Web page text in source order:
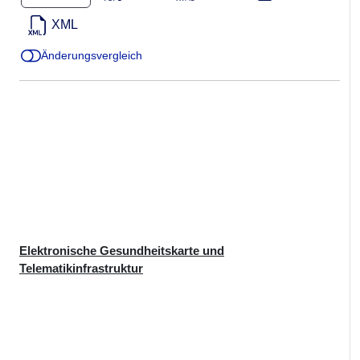
XML
Änderungsvergleich
Elektronische Gesundheitskarte und
Telematikinfrastruktur